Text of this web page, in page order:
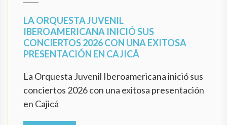
LA ORQUESTA JUVENIL
IBEROAMERICANA INICIÓ SUS
CONCIERTOS 2026 CON UNA EXITOSA
PRESENTACIÓN EN CAJICÁ
La Orquesta Juvenil Iberoamericana inició sus
conciertos 2026 con una exitosa presentación
en Cajicá